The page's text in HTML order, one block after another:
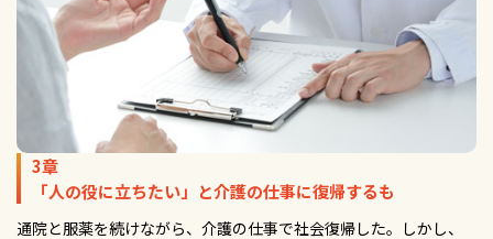
3章
「人の役に立ちたい」と介護の仕事に復帰するも
通院と服薬を続けながら、介護の仕事で社会復帰した。しかし、